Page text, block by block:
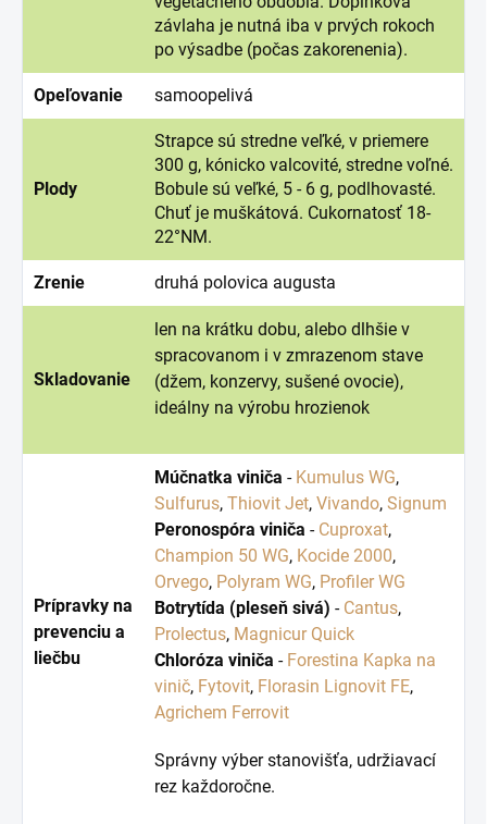
závlaha je nutná iba v prvých rokoch
po výsadbe (počas zakorenenia).
Opeľovanie samoopelivá
Plody
Strapce sú stredne veľké, v priemere
300 g, kónicko valcovité, stredne voľné.
Bobule sú veľké, 5 - 6 g, podlhovasté.
Chuť je muškátová. Cukornatosť 18-
22°NM.
Zrenie druhá polovica augusta
Skladovanie
len na krátku dobu, alebo dlhšie v
spracovanom i v zmrazenom stave
(džem, konzervy, sušené ovocie),
ideálny na výrobu hrozienok
Prípravky na
prevenciu a
liečbu
Múčnatka viniča - Kumulus WG,
Sulfurus, Thiovit Jet, Vivando, Signum
Peronospóra viniča - Cuproxat,
Champion 50 WG, Kocide 2000,
Orvego, Polyram WG, Profiler WG
Botrytída (pleseň sivá) - Cantus,
Prolectus, Magnicur Quick
Chloróza viniča - Forestina Kapka na
vinič, Fytovit, Florasin Lignovit FE,
Agrichem Ferrovit
Správny výber stanovišťa, udržiavací
rez každoročne.